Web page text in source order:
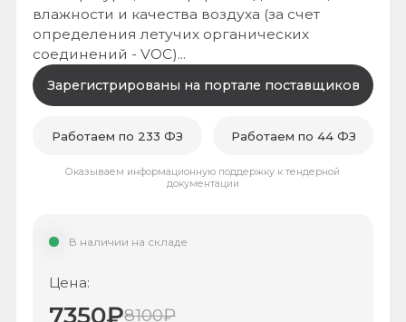
Оказываем информационную поддержку к тендерной
документации
7350₽8100 ₽
В наличии на складе
В корзину
Запрос коммерческого